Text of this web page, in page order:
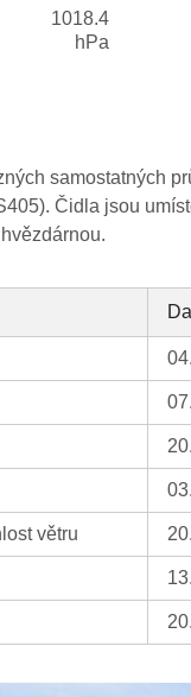
1018.4
hPa
samostatných
Čidla jsou
větru